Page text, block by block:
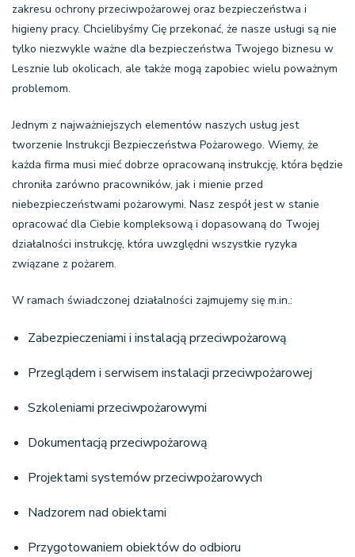
zakresu ochrony przeciwpożarowej oraz bezpieczeństwa i
higieny pracy. Chcielibyśmy Cię przekonać, że nasze usługi są nie
tylko niezwykle ważne dla bezpieczeństwa Twojego biznesu w
Lesznie lub okolicach, ale także mogą zapobiec wielu poważnym
problemom.
Jednym z najważniejszych elementów naszych usług jest
tworzenie Instrukcji Bezpieczeństwa Pożarowego. Wiemy, że
każda firma musi mieć dobrze opracowaną instrukcję, która będzie
chroniła zarówno pracowników, jak i mienie przed
niebezpieczeństwami pożarowymi. Nasz zespół jest w stanie
opracować dla Ciebie kompleksową i dopasowaną do Twojej
działalności instrukcję, która uwzględni wszystkie ryzyka
związane z pożarem.
W ramach świadczonej działalności zajmujemy się m.in.:
Zabezpieczeniami i instalacją przeciwpożarową
Przeglądem i serwisem instalacji przeciwpożarowej
Szkoleniami przeciwpożarowymi
Dokumentacją przeciwpożarową
Projektami systemów przeciwpożarowych
Nadzorem nad obiektami
Przygotowaniem obiektów do odbioru